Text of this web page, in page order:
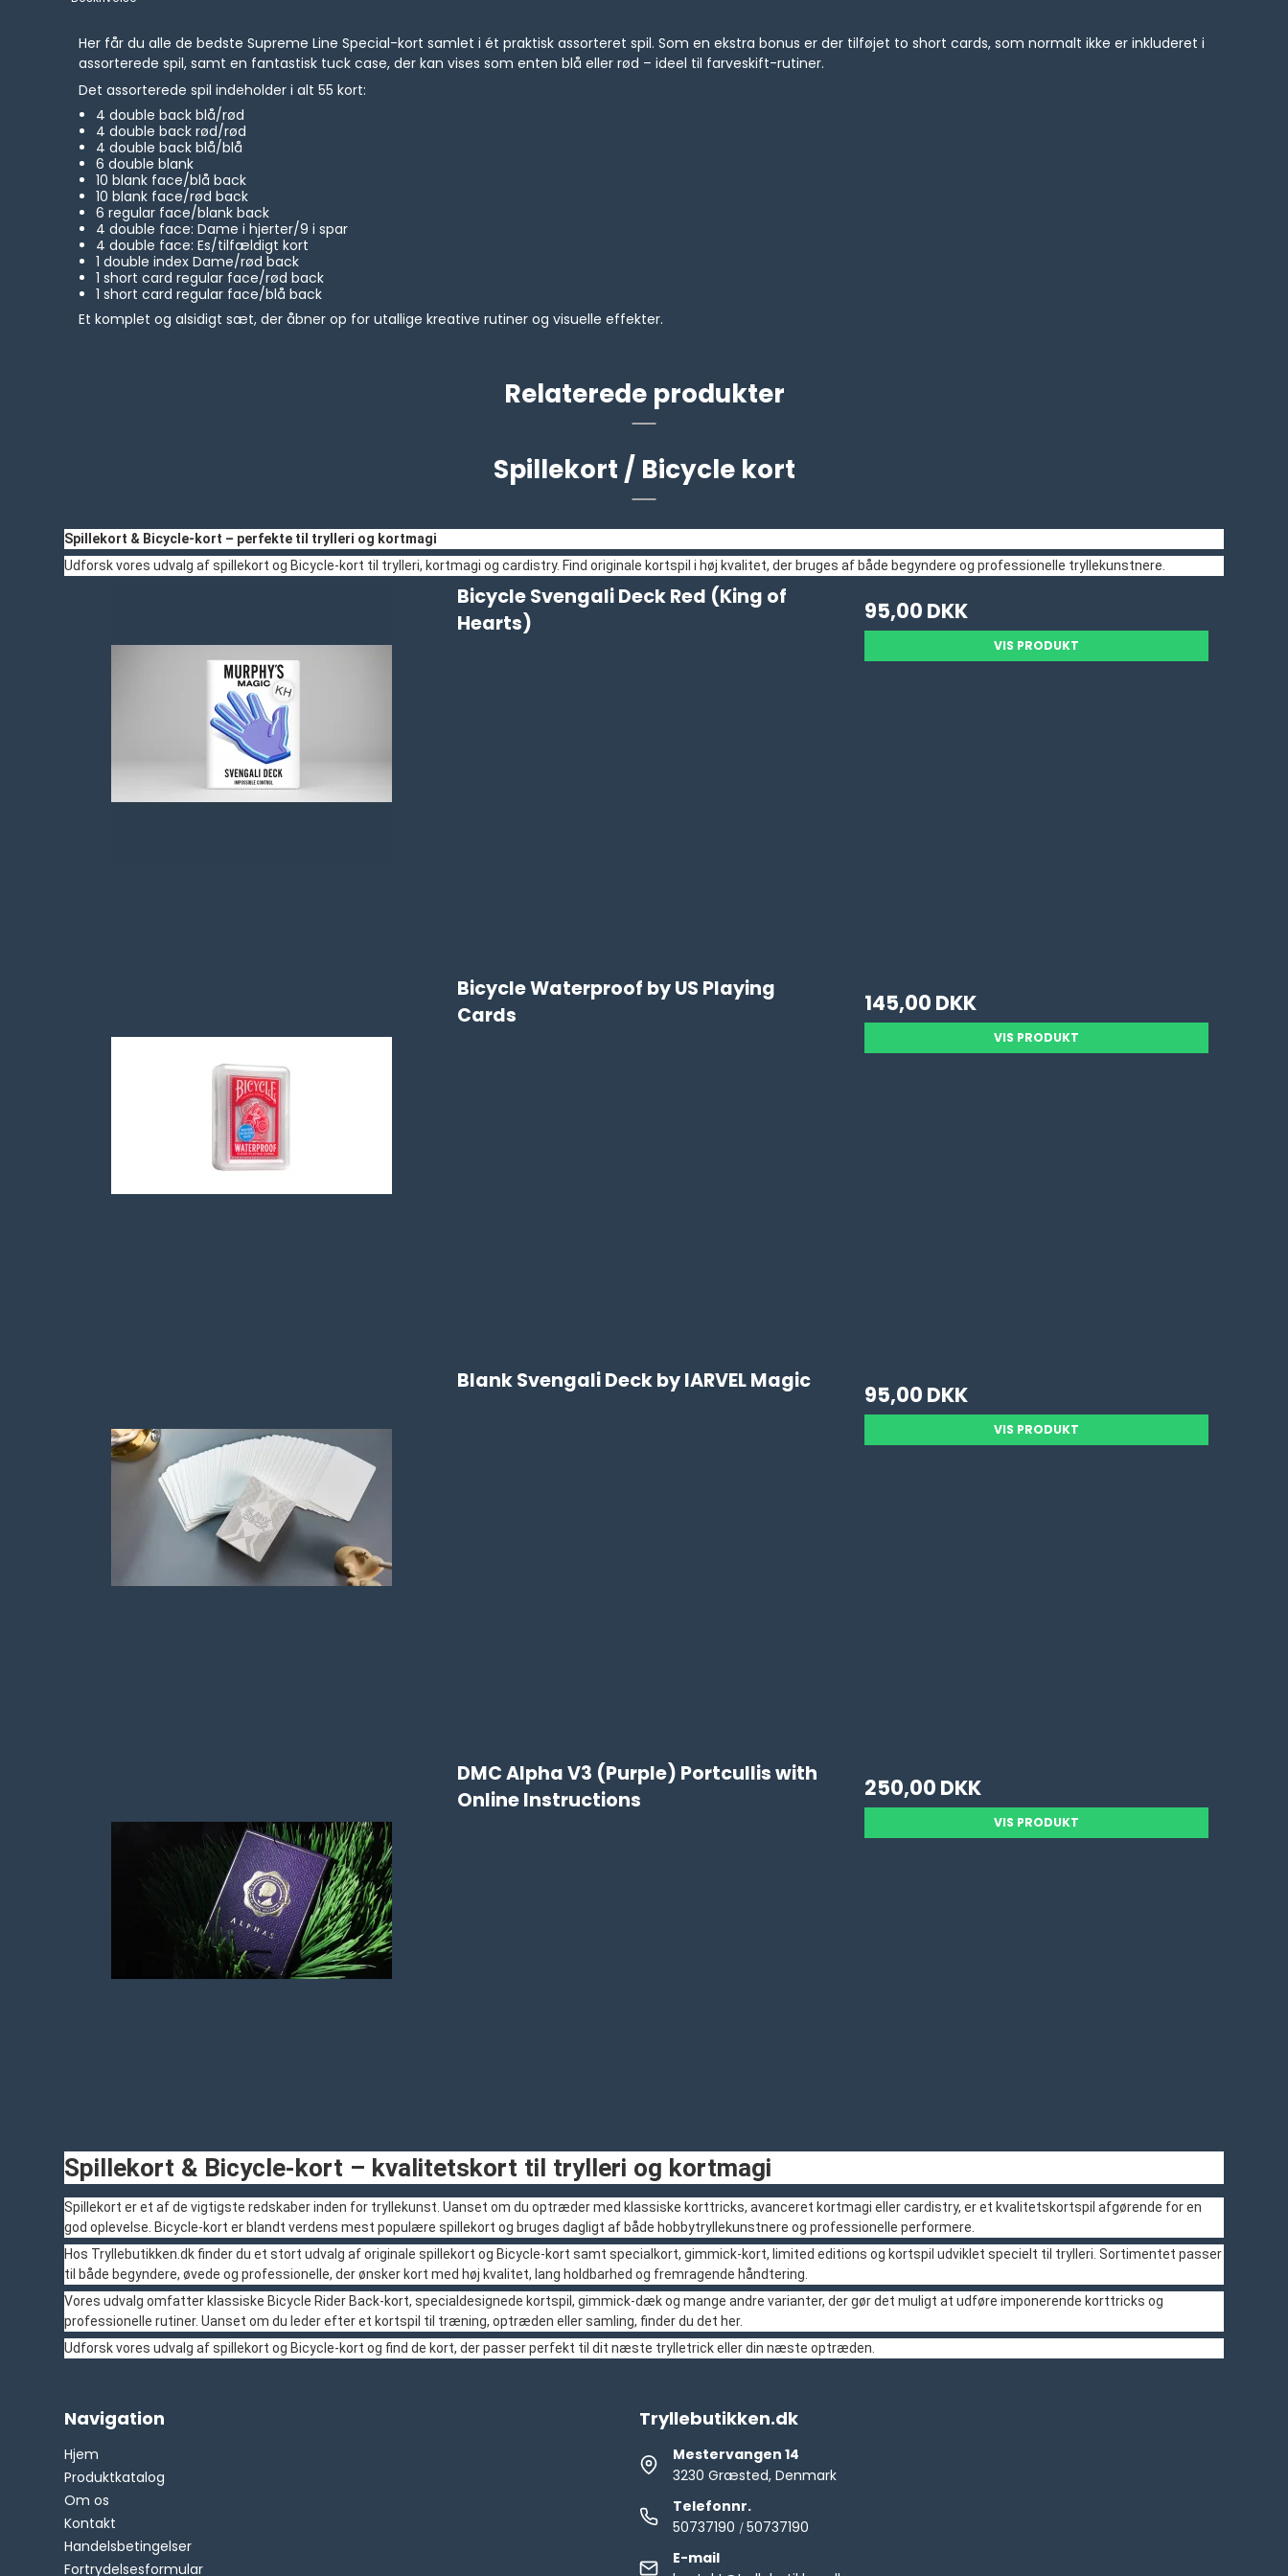
Her får du alle de bedste Supreme Line Special-kort samlet i ét praktisk assorteret spil. Som en ekstra bonus er der tilføjet to short cards, som normalt ikke er inkluderet i
assorterede spil, samt en fantastisk tuck case, der kan vises som enten blå eller rød – ideel til farveskift-rutiner.
Det assorterede spil indeholder i alt 55 kort:
4 double back blå/rød
4 double back rød/rød
4 double back blå/blå
6 double blank
10 blank face/blå back
10 blank face/rød back
6 regular face/blank back
4 double face: Dame i hjerter/9 i spar
4 double face: Es/tilfældigt kort
1 double index Dame/rød back
1 short card regular face/rød back
1 short card regular face/blå back
Et komplet og alsidigt sæt, der åbner op for utallige kreative rutiner og visuelle effekter.
Relaterede produkter
Spillekort / Bicycle kort
Spillekort & Bicycle-kort – perfekte til trylleri og kortmagi
Udforsk vores udvalg af spillekort og Bicycle-kort til trylleri, kortmagi og cardistry. Find originale kortspil i høj kvalitet, der bruges af både begyndere og professionelle tryllekunstnere.
Bicycle Svengali Deck Red (King of
Hearts)
95,00 DKK
VIS PRODUKT
Bicycle Waterproof by US Playing
Cards
145,00 DKK
VIS PRODUKT
Blank Svengali Deck by IARVEL Magic
95,00 DKK
VIS PRODUKT
DMC Alpha V3 (Purple) Portcullis with
Online Instructions
250,00 DKK
VIS PRODUKT
Spillekort & Bicycle-kort – kvalitetskort til trylleri og kortmagi
Spillekort er et af de vigtigste redskaber inden for tryllekunst. Uanset om du optræder med klassiske korttricks, avanceret kortmagi eller cardistry, er et kvalitetskortspil afgørende for en
god oplevelse. Bicycle-kort er blandt verdens mest populære spillekort og bruges dagligt af både hobbytryllekunstnere og professionelle performere.
Hos Tryllebutikken.dk finder du et stort udvalg af originale spillekort og Bicycle-kort samt specialkort, gimmick-kort, limited editions og kortspil udviklet specielt til trylleri. Sortimentet passer
til både begyndere, øvede og professionelle, der ønsker kort med høj kvalitet, lang holdbarhed og fremragende håndtering.
Vores udvalg omfatter klassiske Bicycle Rider Back-kort, specialdesignede kortspil, gimmick-dæk og mange andre varianter, der gør det muligt at udføre imponerende korttricks og
professionelle rutiner. Uanset om du leder efter et kortspil til træning, optræden eller samling, finder du det her.
Udforsk vores udvalg af spillekort og Bicycle-kort og find de kort, der passer perfekt til dit næste trylletrick eller din næste optræden.
Navigation
Hjem
Produktkatalog
Om os
Kontakt
Handelsbetingelser
Fortrydelsesformular
Tryllebutikken.dk
Mestervangen 14
3230 Græsted, Denmark
Telefonnr.
50737190 /50737190
E-mail